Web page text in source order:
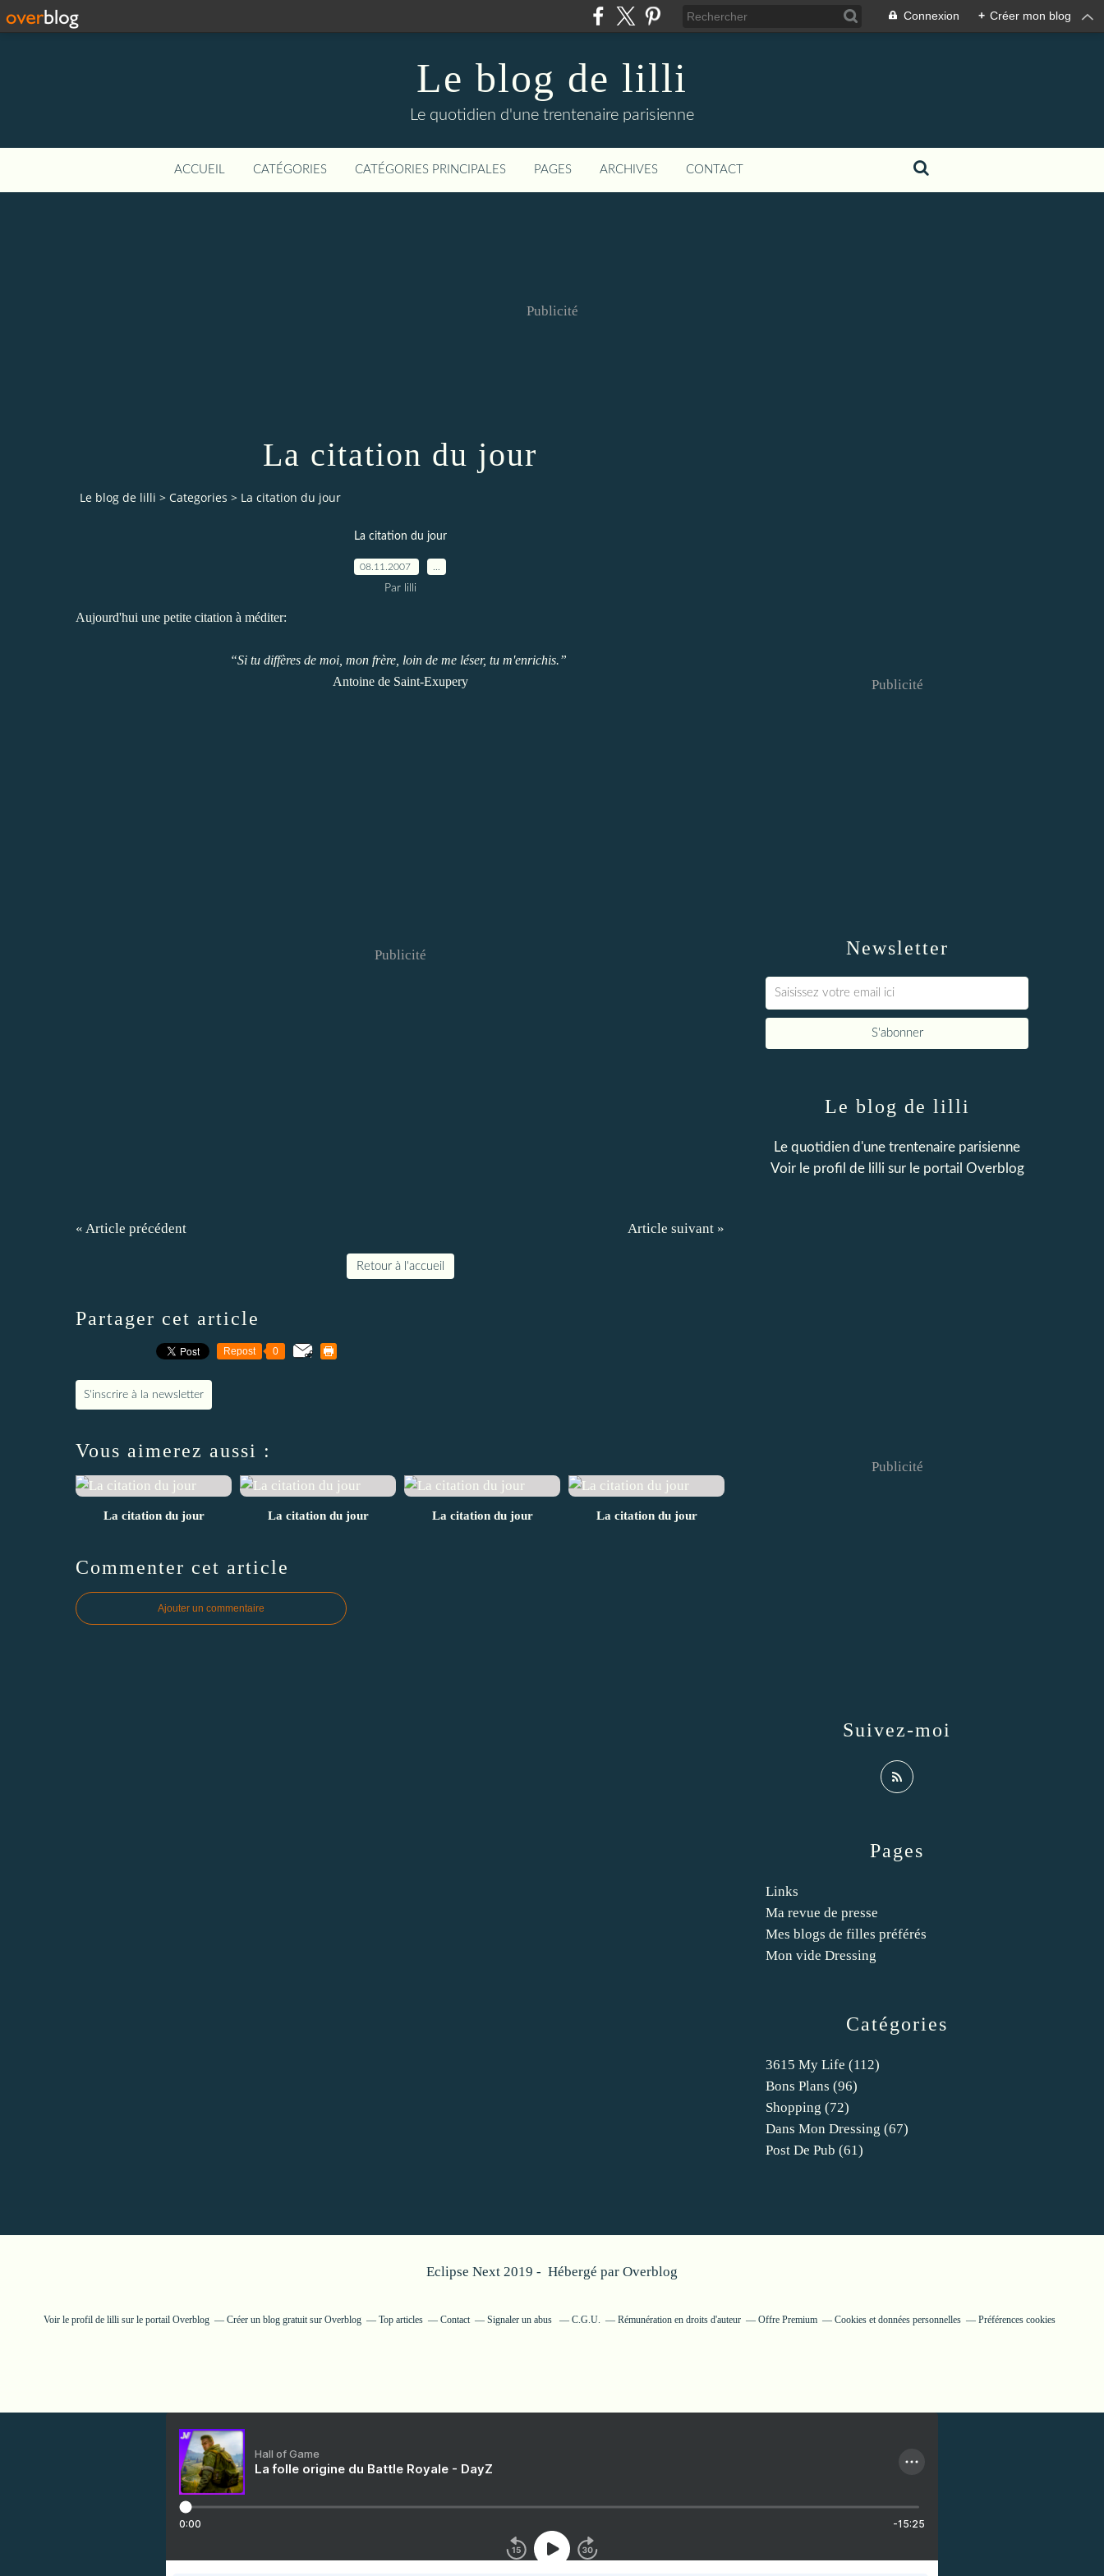
Connexion + Créer mon blog
Le blog de lilli
Le quotidien d'une trentenaire parisienne
ACCUEIL CATÉGORIES CATÉGORIES PRINCIPALES PAGES ARCHIVES CONTACT
Publicité
La citation du jour
Le blog de lilli > Categories > La citation du jour
La citation du jour
08.11.2007
Par lilli
Aujourd'hui une petite citation à méditer:
“Si tu diffères de moi, mon frère, loin de me léser, tu m'enrichis.”
Antoine de Saint-Exupery
Publicité
« Article précédent Article suivant »
Retour à l'accueil
Partager cet article
Repost 0
S'inscrire à la newsletter
Vous aimerez aussi :
La citation du jour La citation du jour La citation du jour La citation du jour
Commenter cet article
Ajouter un commentaire
Newsletter
Publicité
Catégories
3615 My Life (112)
Bons Plans (96)
Shopping (72)
Dans Mon Dressing (67)
Post De Pub (61)
Pages
Links
Ma revue de presse
Mes blogs de filles préférés
Mon vide Dressing
Le blog de lilli
Le quotidien d'une trentenaire parisienne
Voir le profil de lilli sur le portail Overblog
Suivez-moi
Publicité
Eclipse Next 2019 - Hébergé par Overblog
Voir le profil de lilli sur le portail Overblog Créer un blog gratuit sur Overblog Top articles Contact Signaler un abus C.G.U. Rémunération en droits d'auteur Offre Premium Cookies et données personnelles Préférences cookies
Hall of Game
La folle origine du Battle Royale - DayZ
0:00 -15:25